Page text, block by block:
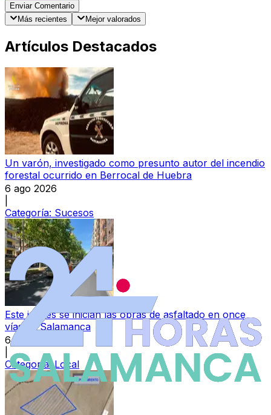
Enviar Comentario
Más recientes
Mejor valorados
Artículos Destacados
Un varón, investigado como presunto autor del incendio
forestal ocurrido en Berrocal de Huebra
6 ago 2026
Categoría: Sucesos
Este jueves se inician las obras de asfaltado en once
vías de Salamanca
6 ago 2026
Categoría:Local